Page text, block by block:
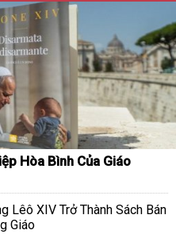
Hòa Bình Của Giáo
Lêô XIV Trở Thành Sách Bán
Giáo